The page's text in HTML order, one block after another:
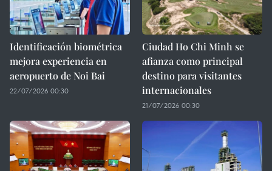
Identificación biométrica
mejora experiencia en
aeropuerto de Noi Bai
22/07/2026 00:30
Ciudad Ho Chi Minh se
afianza como principal
destino para visitantes
internacionales
21/07/2026 00:30